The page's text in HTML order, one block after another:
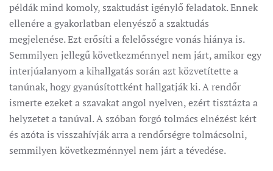
példák mind komoly, szaktudást igénylő feladatok. Ennek
ellenére a gyakorlatban elenyésző a szaktudás
megjelenése. Ezt erősíti a felelősségre vonás hiánya is.
Semmilyen jellegű következménnyel nem járt, amikor egy
interjúalanyom a kihallgatás során azt közvetítette a
tanúnak, hogy gyanúsítottként hallgatják ki. A rendőr
ismerte ezeket a szavakat angol nyelven, ezért tisztázta a
helyzetet a tanúval. A szóban forgó tolmács elnézést kért
és azóta is visszahívják arra a rendőrségre tolmácsolni,
semmilyen következménnyel nem járt a tévedése.